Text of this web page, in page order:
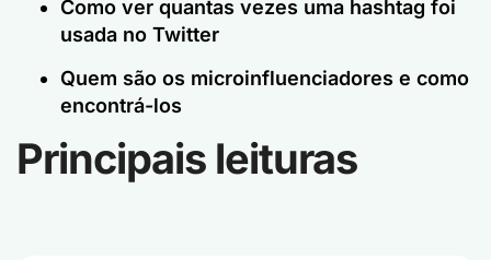
Como ver quantas vezes uma hashtag foi
usada no Twitter
Quem são os microinfluenciadores e como
encontrá-los
Principais leituras